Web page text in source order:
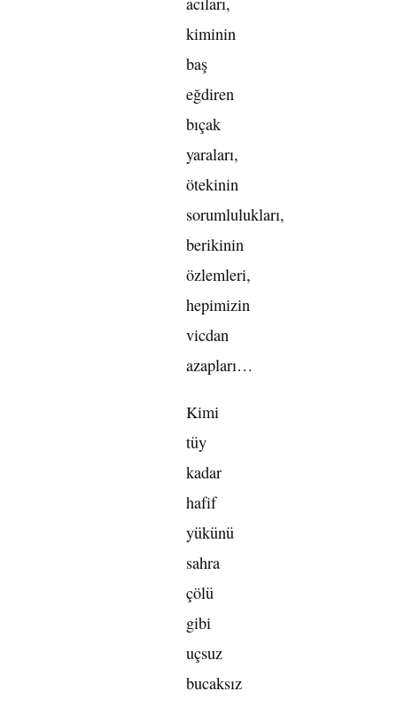
kiminin
baş
eğdiren
bıçak
yaraları,
ötekinin
sorumlulukları,
berikinin
özlemleri,
hepimizin
vicdan
azapları…
Kimi
tüy
kadar
hafif
yükünü
sahra
çölü
gibi
uçsuz
bucaksız